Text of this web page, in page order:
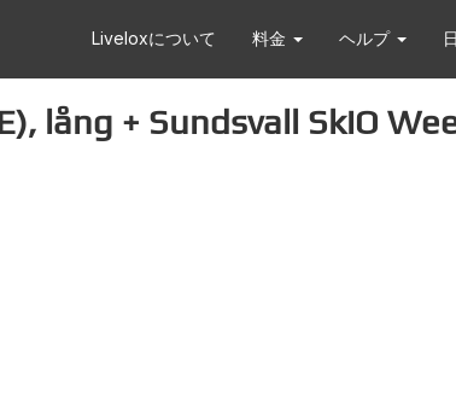
Liveloxについて 料金 ヘルプ
lång + Sundsvall SkiO